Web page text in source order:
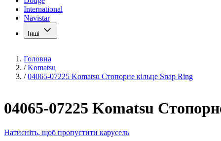
International
Navistar
Інші
Головна
/ Komatsu
/ 04065-07225 Komatsu Стопорне кільце Snap Ring
04065-07225 Komatsu
Натисніть, щоб пропустити карусель